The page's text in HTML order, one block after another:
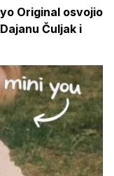
Original osvojio
Čuljak i